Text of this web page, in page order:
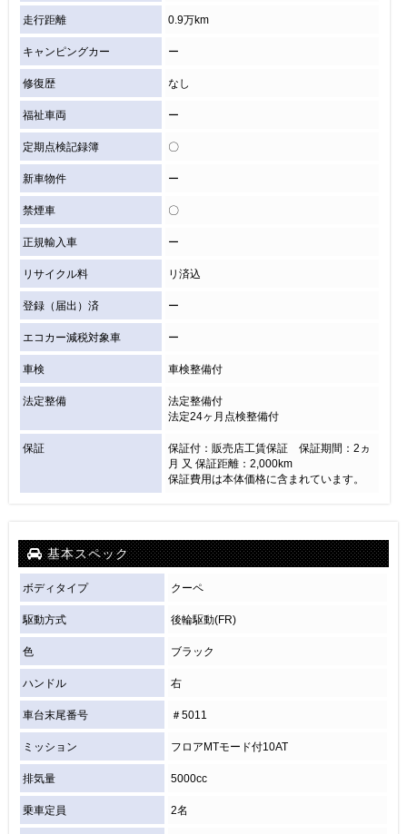
走行距離 0.9万km
キャンピングカー ー
修復歴 なし
福祉車両 ー
定期点検記録簿 〇
新車物件 ー
禁煙車 〇
正規輸入車 ー
リサイクル料 リ済込
登録（届出）済 ー
エコカー減税対象車 ー
車検 車検整備付
法定整備
法定整備付
法定24ヶ月点検整備付
保証
保証付：販売店工賃保証 保証期間：2ヵ
月 又 保証距離：2,000km
保証費用は本体価格に含まれています。
基本スペック
ボディタイプ クーペ
駆動方式 後輪駆動(FR)
色 ブラック
ハンドル 右
車台末尾番号 ＃5011
ミッション フロアMTモード付10AT
排気量 5000cc
乗車定員 2名